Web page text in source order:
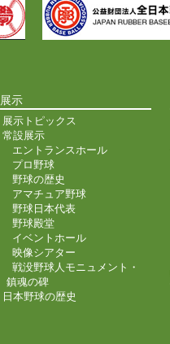
展示
展示トピックス
常設展示
エントランスホール
プロ野球
野球の歴史
アマチュア野球
野球日本代表
野球殿堂
イベントホール
映像シアター
戦没野球人モニュメント・
鎮魂の碑
日本野球の歴史